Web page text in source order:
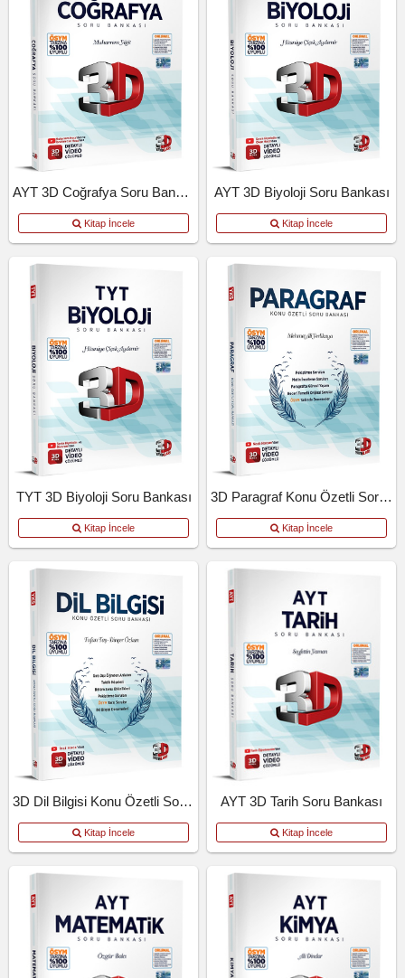
AYT 3D Coğrafya Soru Bankası
Kitap İncele
AYT 3D Biyoloji Soru Bankası
Kitap İncele
TYT 3D Biyoloji Soru Bankası
Kitap İncele
3D Paragraf Konu Özetli Soru Bankası
Kitap İncele
3D Dil Bilgisi Konu Özetli Soru Bankası
Kitap İncele
AYT 3D Tarih Soru Bankası
Kitap İncele